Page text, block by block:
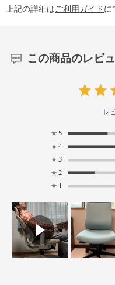
上記の詳細はご利用ガイドに
この商品のレビ
レ
★ 5
★ 4
★ 3
★ 2
★ 1